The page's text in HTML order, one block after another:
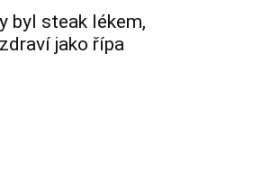
byl steak lékem,
jako řípa